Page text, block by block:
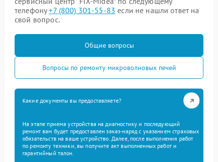
телефону+7 (800) 301-55-83 если не нашли ответ на
свой вопрос.
Общие вопросы
Вопросы по ремонту микроволновых печей
Какие документы вы предоставляете?
На этапе приема устройства на диагностику и последующий
ремонт вам будет предоставлен заказ-наряд с указанием страховых
обязательств на ваше устройство. Далее, после выполнения работ
по ремонту техники, вы получите акт выполненных работ и
гарантийный талон.